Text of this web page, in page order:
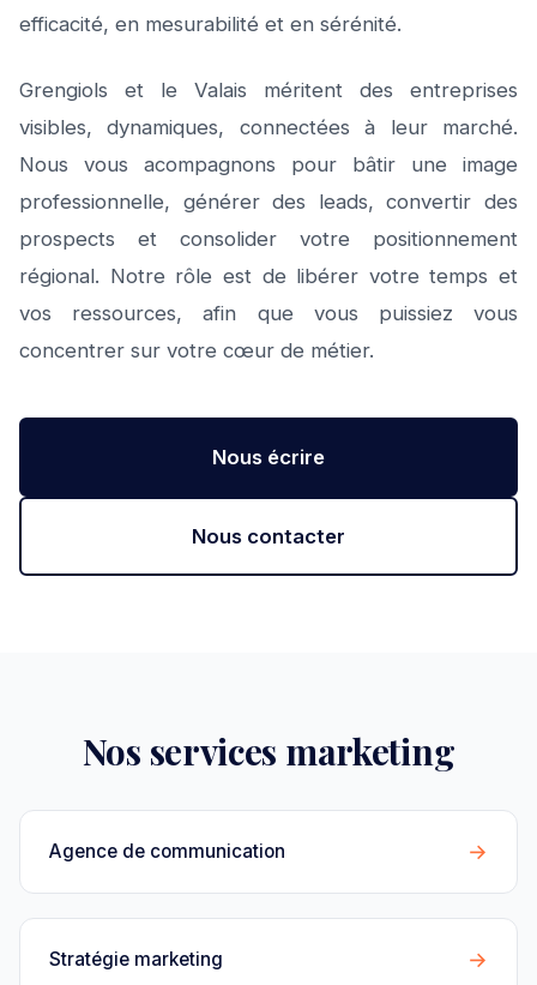
efficacité, en mesurabilité et en sérénité.
Grengiols et le Valais méritent des entreprises
visibles, dynamiques, connectées à leur marché.
Nous vous acompagnons pour bâtir une image
professionnelle, générer des leads, convertir des
prospects et consolider votre positionnement
régional. Notre rôle est de libérer votre temps et
vos ressources, afin que vous puissiez vous
concentrer sur votre cœur de métier.
Nous écrire
Nous contacter
Nos services marketing
Agence de communication →
Stratégie marketing →